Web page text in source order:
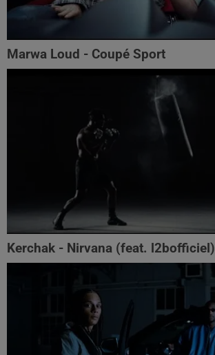
Marwa Loud - Coupé Sport
Kerchak - Nirvana (feat. ‪l2bofficiel‬)